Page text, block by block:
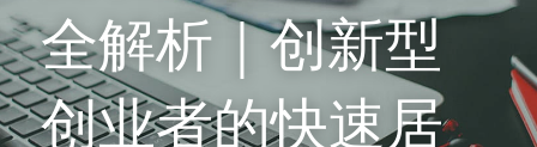
企业并购和投资
洞察（BLOG）
联系我们
全解析｜创新型
创业者的快速居